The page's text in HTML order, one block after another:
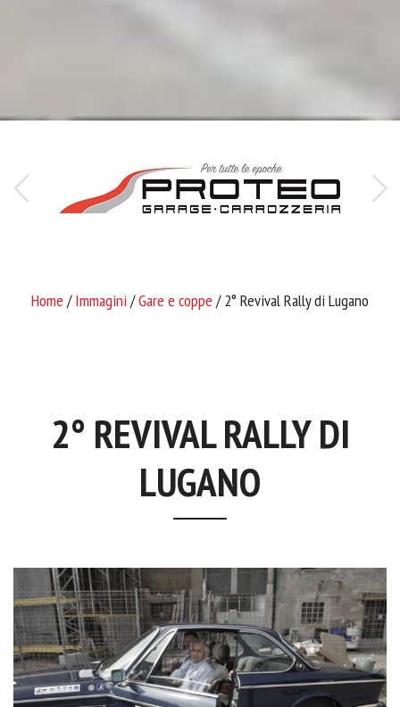
Home /Immagini /Gare e coppe / 2° Revival Rally di Lugano
2° REVIVAL RALLY DI
LUGANO